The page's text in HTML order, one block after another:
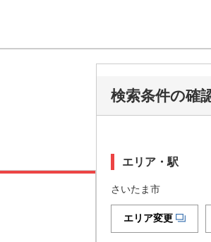
検索条件の確
エリア・駅
さいたま市
エリア変更